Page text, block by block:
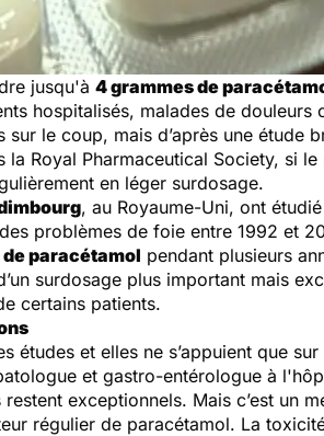
jusqu'à 4 grammes de
hospitalisés, malades de
sur le coup, mais d’après une
la Royal Pharmaceutical Society, si
en léger surdosage.
, au Royaume-Uni, ont
problèmes de foie entre 1992 et
paracétamol pendant plusieurs
surdosage plus important mais
certains patients.
études et elles ne s’appuient que
et gastro-entérologue à
exceptionnels. Mais c’est un
régulier de paracétamol. La